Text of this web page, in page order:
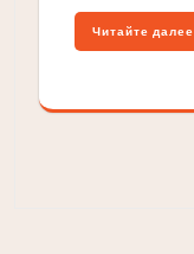
Читайте далее